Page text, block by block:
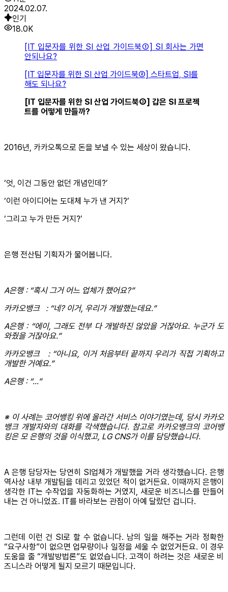
2024.02.07.
인기
18.0K
[IT 입문자를 위한 SI 산업 가이드북①] SI 회사는 가면
안되나요?
[IT 입문자를 위한 SI 산업 가이드북②] 스타트업, SI를
해도 되나요?
[IT 입문자를 위한 SI 산업 가이드북③] 갑은 SI 프로젝
트를 어떻게 만들까?
2016년, 카카오톡으로 돈을 보낼 수 있는 세상이 왔습니다.
‘엇, 이건 그동안 없던 개념인데?’
‘이런 아이디어는 도대체 누가 낸 거지?’
‘그리고 누가 만든 거지?’
은행 전산팀 기획자가 물어봅니다.
A은행 : “혹시 그거 어느 업체가 했어요?”
카카오뱅크 : “네? 이거, 우리가 개발했는데요.”
A은행 : “에이, 그래도 전부 다 개발하진 않았을 거잖아요. 누군가 도
와줬을 거잖아요.”
카카오뱅크 : “아니요, 이거 처음부터 끝까지 우리가 직접 기획하고
개발한 거예요.”
A은행 : “...”
※ 이 사례는 코어뱅킹 위에 올라간 서비스 이야기였는데, 당시 카카오
뱅크 개발자와의 대화를 각색했습니다. 참고로 카카오뱅크의 코어뱅
킹은 모 은행의 것을 이식했고, LG CNS가 이를 담당했습니다.
A 은행 담당자는 당연히 SI업체가 개발했을 거라 생각했습니다. 은행
역사상 내부 개발팀을 데리고 있었던 적이 없거든요. 이때까지 은행이
생각한 IT는 수작업을 자동화하는 거였지, 새로운 비즈니스를 만들어
내는 건 아니었죠. IT를 바라보는 관점이 아예 달랐던 겁니다.
그런데 이런 건 SI로 할 수 없습니다. 남의 일을 해주는 거라 정확한
“요구사항”이 없으면 업무량이나 일정을 세울 수 없었거든요. 이 경우
도움을 줄 “개발방법론”도 없었습니다. 고객이 하려는 것은 새로운 비
즈니스라 어떻게 될지 모르기 때문입니다.